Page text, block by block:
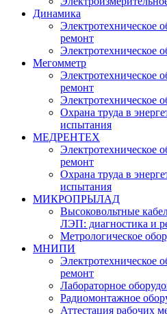
Динамика
Электротехническое
ремонт
Электротехническое
Мегомметр
Электротехническое
ремонт
Электротехническое
Охрана труда в
испытания
МЕДРЕНТЕХ
Электротехническое
ремонт
Охрана труда в
испытания
МИКРОПРЫЛАД
Высоковольтные
ЛЭП: диагностика и
Метрологическое
МНИПИ
Электротехническое
ремонт
Лабораторное
Радиомонтажное
Аттестация рабочих